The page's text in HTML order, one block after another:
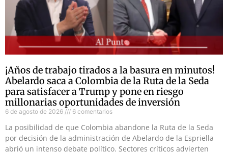
¡Años de trabajo tirados a la basura en minutos!
Abelardo saca a Colombia de la Ruta de la Seda
para satisfacer a Trump y pone en riesgo
millonarias oportunidades de inversión
6 de agosto de 2026 6 comentarios
La posibilidad de que Colombia abandone la Ruta de la Seda
por decisión de la administración de Abelardo de la Espriella
abrió un intenso debate político. Sectores críticos advierten